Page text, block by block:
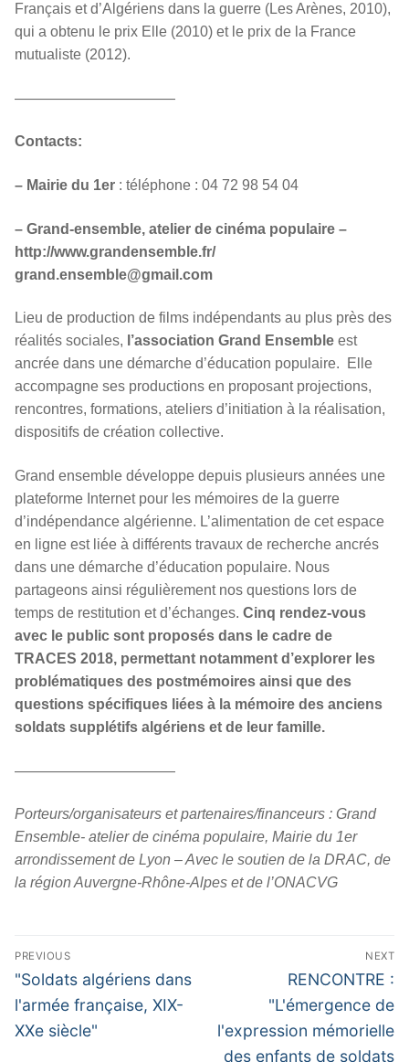
Français et d’Algériens dans la guerre (Les Arènes, 2010),
qui a obtenu le prix Elle (2010) et le prix de la France
mutualiste (2012).
———————————
Contacts:
– Mairie du 1er : téléphone : 04 72 98 54 04
– Grand-ensemble, atelier de cinéma populaire –
http://www.grandensemble.fr/
grand.ensemble@gmail.com
Lieu de production de films indépendants au plus près des
réalités sociales, l’association Grand Ensemble est
ancrée dans une démarche d’éducation populaire. Elle
accompagne ses productions en proposant projections,
rencontres, formations, ateliers d’initiation à la réalisation,
dispositifs de création collective.
Grand ensemble développe depuis plusieurs années une
plateforme Internet pour les mémoires de la guerre
d’indépendance algérienne. L’alimentation de cet espace
en ligne est liée à différents travaux de recherche ancrés
dans une démarche d’éducation populaire. Nous
partageons ainsi régulièrement nos questions lors de
temps de restitution et d’échanges. Cinq rendez-vous
avec le public sont proposés dans le cadre de
TRACES 2018, permettant notamment d’explorer les
problématiques des postmémoires ainsi que des
questions spécifiques liées à la mémoire des anciens
soldats supplétifs algériens et de leur famille.
———————————
Porteurs/organisateurs et partenaires/financeurs : Grand
Ensemble- atelier de cinéma populaire, Mairie du 1er
arrondissement de Lyon – Avec le soutien de la DRAC, de
la région Auvergne-Rhône-Alpes et de l’ONACVG
Navigation
de
l’article
PREVIOUS
Previous
post:
"Soldats algériens dans
l'armée française, XIX-
XXe siècle"
NEXT
Next
post:
RENCONTRE :
"L'émergence de
l'expression mémorielle
des enfants de soldats